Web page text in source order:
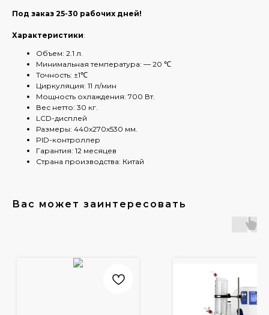
Под заказ 25-30 рабочих дней!
Характеристики:
Объем: 2.1 л.
Минимальная температура: — 20 ℃
Точность: ±1℃
Циркуляция: 11 л/мин
Мощность охлаждения: 700 Вт.
Вес нетто: 30 кг.
LCD-дисплей
Размеры: 440х270х530 мм.
PID-контроллер
Гарантия: 12 месяцев
Страна производства: Китай
Вас может заинтересовать